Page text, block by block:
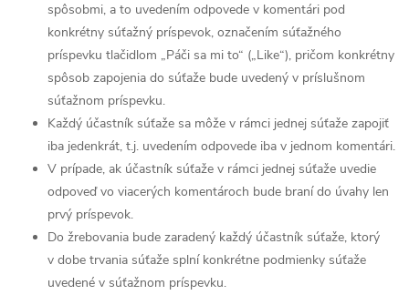
spôsobmi, a to uvedením odpovede v komentári pod
konkrétny súťažný príspevok, označením súťažného
príspevku tlačidlom „Páči sa mi to“ („Like“), pričom konkrétny
spôsob zapojenia do súťaže bude uvedený v príslušnom
súťažnom príspevku.
Každý účastník súťaže sa môže v rámci jednej súťaže zapojiť
iba jedenkrát, t.j. uvedením odpovede iba v jednom komentári.
V prípade, ak účastník súťaže v rámci jednej súťaže uvedie
odpoveď vo viacerých komentároch bude braní do úvahy len
prvý príspevok.
Do žrebovania bude zaradený každý účastník súťaže, ktorý
v dobe trvania súťaže splní konkrétne podmienky súťaže
uvedené v súťažnom príspevku.